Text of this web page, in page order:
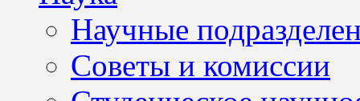
Научные
Советы и комиссии